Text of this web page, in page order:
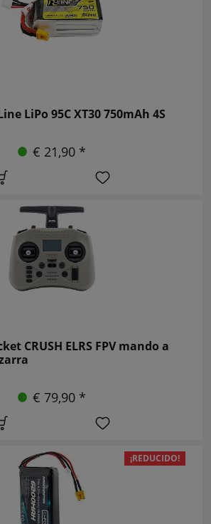
LiPo 95C XT30 750mAh 4S
€ 21,90 *
CRUSH ELRS FPV mando a
€ 79,90 *
¡REDUCIDO!